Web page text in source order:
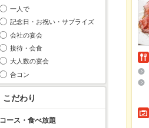
一人で
記念日・お祝い・サプライズ
会社の宴会
接待・会食
大人数の宴会
合コン
こだわり
コース・食べ放題